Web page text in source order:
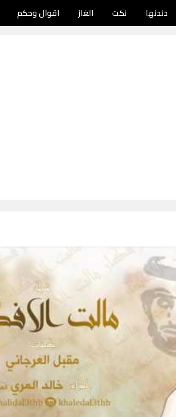
دندنها نكت الغاز اقوال وحكم